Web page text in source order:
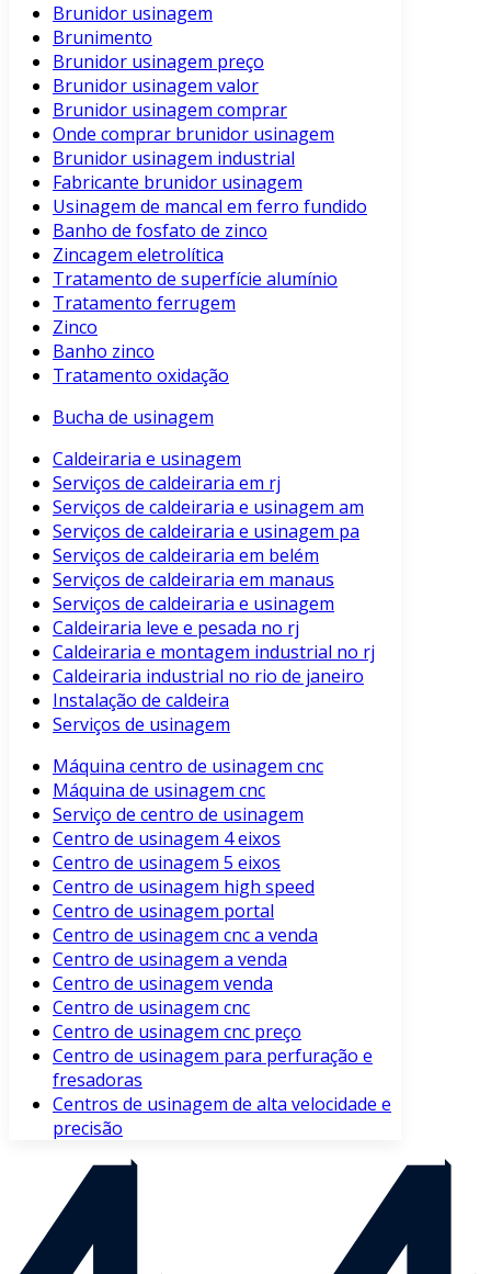
Brunidor usinagem
Brunimento
Brunidor usinagem preço
Brunidor usinagem valor
Brunidor usinagem comprar
Onde comprar brunidor usinagem
Brunidor usinagem industrial
Fabricante brunidor usinagem
Usinagem de mancal em ferro fundido
Banho de fosfato de zinco
Zincagem eletrolítica
Tratamento de superfície alumínio
Tratamento ferrugem
Zinco
Banho zinco
Tratamento oxidação
Bucha de usinagem
Caldeiraria e usinagem
Serviços de caldeiraria em rj
Serviços de caldeiraria e usinagem am
Serviços de caldeiraria e usinagem pa
Serviços de caldeiraria em belém
Serviços de caldeiraria em manaus
Serviços de caldeiraria e usinagem
Caldeiraria leve e pesada no rj
Caldeiraria e montagem industrial no rj
Caldeiraria industrial no rio de janeiro
Instalação de caldeira
Serviços de usinagem
Máquina centro de usinagem cnc
Máquina de usinagem cnc
Serviço de centro de usinagem
Centro de usinagem 4 eixos
Centro de usinagem 5 eixos
Centro de usinagem high speed
Centro de usinagem portal
Centro de usinagem cnc a venda
Centro de usinagem a venda
Centro de usinagem venda
Centro de usinagem cnc
Centro de usinagem cnc preço
Centro de usinagem para perfuração e
fresadoras
Centros de usinagem de alta velocidade e
precisão